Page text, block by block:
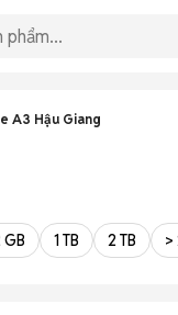
A3 Hậu Giang
GB 1 TB 2 TB >